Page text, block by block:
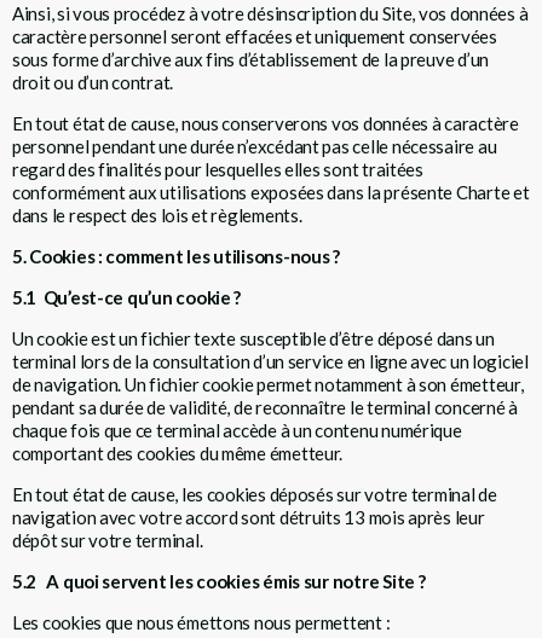
Ainsi, si vous procédez à votre désinscription du Site, vos données à
caractère personnel seront effacées et uniquement conservées
sous forme d’archive aux fins d’établissement de la preuve d’un
droit ou d’un contrat.
En tout état de cause, nous conserverons vos données à caractère
personnel pendant une durée n’excédant pas celle nécessaire au
regard des finalités pour lesquelles elles sont traitées
conformément aux utilisations exposées dans la présente Charte et
dans le respect des lois et règlements.
5. Cookies : comment les utilisons-nous ?
5.1 Qu’est-ce qu’un cookie ?
Un cookie est un fichier texte susceptible d’être déposé dans un
terminal lors de la consultation d’un service en ligne avec un logiciel
de navigation. Un fichier cookie permet notamment à son émetteur,
pendant sa durée de validité, de reconnaître le terminal concerné à
chaque fois que ce terminal accède à un contenu numérique
comportant des cookies du même émetteur.
En tout état de cause, les cookies déposés sur votre terminal de
navigation avec votre accord sont détruits 13 mois après leur
dépôt sur votre terminal.
5.2 A quoi servent les cookies émis sur notre Site ?
Les cookies que nous émettons nous permettent :